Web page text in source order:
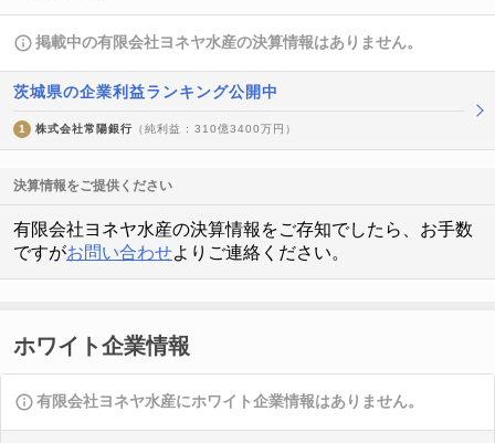
掲載中の有限会社ヨネヤ水産の決算情報はありません。
茨城県の企業利益ランキング公開中
1 株式会社常陽銀行 （純利益 : 310億3400万円）
決算情報をご提供ください
有限会社ヨネヤ水産の決算情報をご存知でしたら、お手数
ですがお問い合わせよりご連絡ください。
ホワイト企業情報
有限会社ヨネヤ水産にホワイト企業情報はありません。